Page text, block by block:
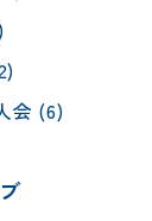
会 (6)